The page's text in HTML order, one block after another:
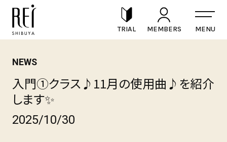
TRIAL MEMBERS
NEWS
入門①クラス♪11月の使用曲♪を紹介
します✨
2025/10/30